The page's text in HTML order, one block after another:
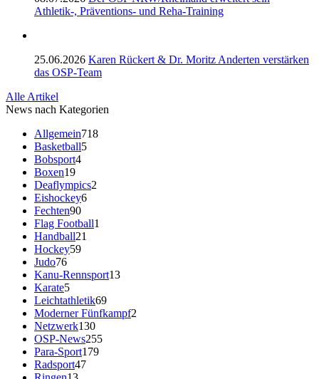
Athletik-, Präventions- und Reha-Training
25.06.2026 Karen Rückert & Dr. Moritz Anderten verstärken
das OSP-Team
Alle Artikel
News nach Kategorien
Allgemein718
Basketball5
Bobsport4
Boxen19
Deaflympics2
Eishockey6
Fechten90
Flag Football1
Handball21
Hockey59
Judo76
Kanu-Rennsport13
Karate5
Leichtathletik69
Moderner Fünfkampf2
Netzwerk130
OSP-News255
Para-Sport179
Radsport47